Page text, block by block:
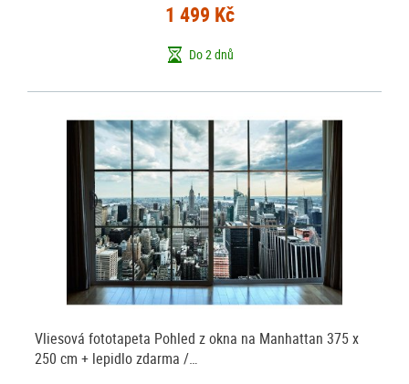
1 499 Kč
Do 2 dnů
Vliesová fototapeta Pohled z okna na Manhattan 375 x
250 cm + lepidlo zdarma /…